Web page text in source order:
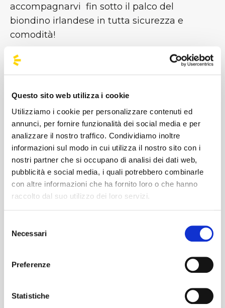
Questo sito web utilizza i cookie
Utilizziamo i cookie per personalizzare contenuti ed
annunci, per fornire funzionalità dei social media e per
analizzare il nostro traffico. Condividiamo inoltre
informazioni sul modo in cui utilizza il nostro sito con i
nostri partner che si occupano di analisi dei dati web,
pubblicità e social media, i quali potrebbero combinarle
con altre informazioni che ha fornito loro o che hanno
raccolto dal suo utilizzo dei loro servizi.
delNecessari
Preferenze
Statistiche
accompagnarvi fin sotto il palco del
biondino irlandese in tutta sicurezza e
comodità!
#BusForFun #NiallHoran
#DinnerPartyLiveOnTour
2010 prende parte alle audizioni del talent
venne successivamente incluso negli
One